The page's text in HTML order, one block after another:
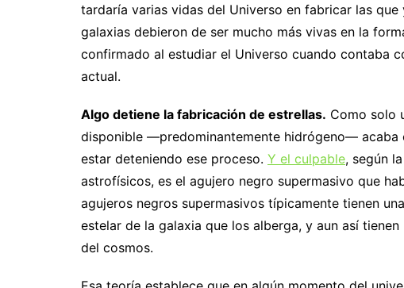
tardaría varias vidas del Universo en fabricar las
galaxias debieron de ser mucho más vivas en la
confirmado al estudiar el Universo cuando contaba
actual.
Algo detiene la fabricación de estrellas. Como solo
disponible —predominantemente hidrógeno— acaba
estar deteniendo ese proceso. Y el culpable, según
astrofísicos, es el agujero negro supermasivo que
agujeros negros supermasivos típicamente tienen
estelar de la galaxia que los alberga, y aun así
del cosmos.